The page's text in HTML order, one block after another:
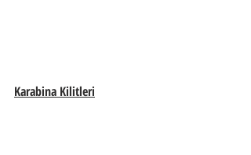
Karabina Kilitleri